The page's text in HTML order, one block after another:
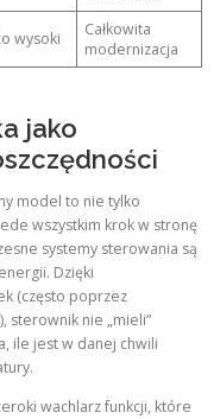
wysoki
Całkowita
modernizacja
jako
model to nie tylko
wszystkim krok w stronę
systemy sterowania są
Dzięki
(często poprzez
sterownik nie „mieli”
ile jest w danej chwili
wachlarz funkcji, które